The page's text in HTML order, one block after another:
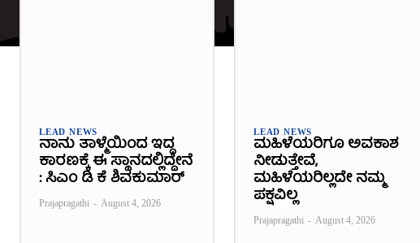
LEAD NEWS
ನಾನು ತಾಳ್ಮೆಯಿಂದ ಇದ್ದ
ಕಾರಣಕ್ಕೆ ಈ ಸ್ಥಾನದಲ್ಲಿದ್ದೇನೆ
: ಸಿಎಂ ಡಿ ಕೆ ಶಿವಕುಮಾರ್
Prajapragathi - August 4, 2026
LEAD NEWS
ಮಹಿಳೆಯರಿಗೂ ಅವಕಾಶ
ನೀಡುತ್ತೇವೆ,
ಮಹಿಳೆಯರಿಲ್ಲದೇ ನಮ್ಮ
ಪಕ್ಷವಿಲ್ಲ
Prajapragathi - August 4, 2026